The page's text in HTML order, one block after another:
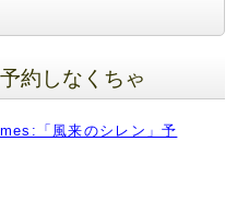
約しなくちゃ
「風来のシレン」予